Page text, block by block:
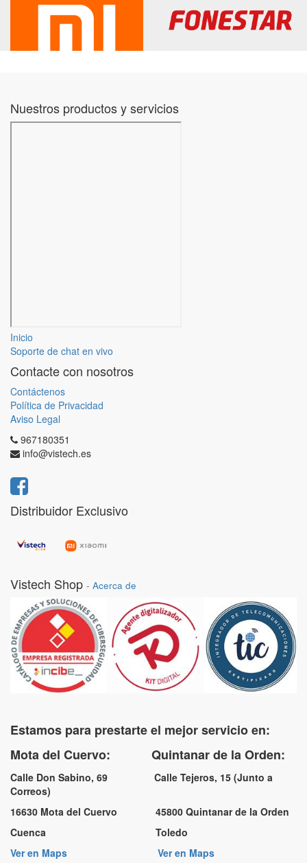
Nuestros productos y servicios
Inicio
Soporte de chat en vivo
Contacte con nosotros
Contáctenos
Política de Privacidad
Aviso Legal
967180351
info@vistech.es
Distribuidor Exclusivo
Vistech Shop - Acerca de
Estamos para prestarte el mejor servicio en:
Mota del Cuervo: Quintanar de la Orden:
Calle Don Sabino, 69 Calle Tejeros, 15 (Junto a
Correos)
16630 Mota del Cuervo 45800 Quintanar de la Orden
Cuenca Toledo
Ver en Maps
Ver en Maps